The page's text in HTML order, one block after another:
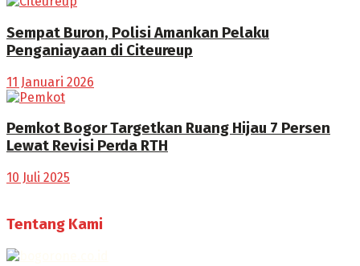
Sempat Buron, Polisi Amankan Pelaku
Penganiayaan di Citeureup
11 Januari 2026
Pemkot Bogor Targetkan Ruang Hijau 7 Persen
Lewat Revisi Perda RTH
10 Juli 2025
Tentang Kami